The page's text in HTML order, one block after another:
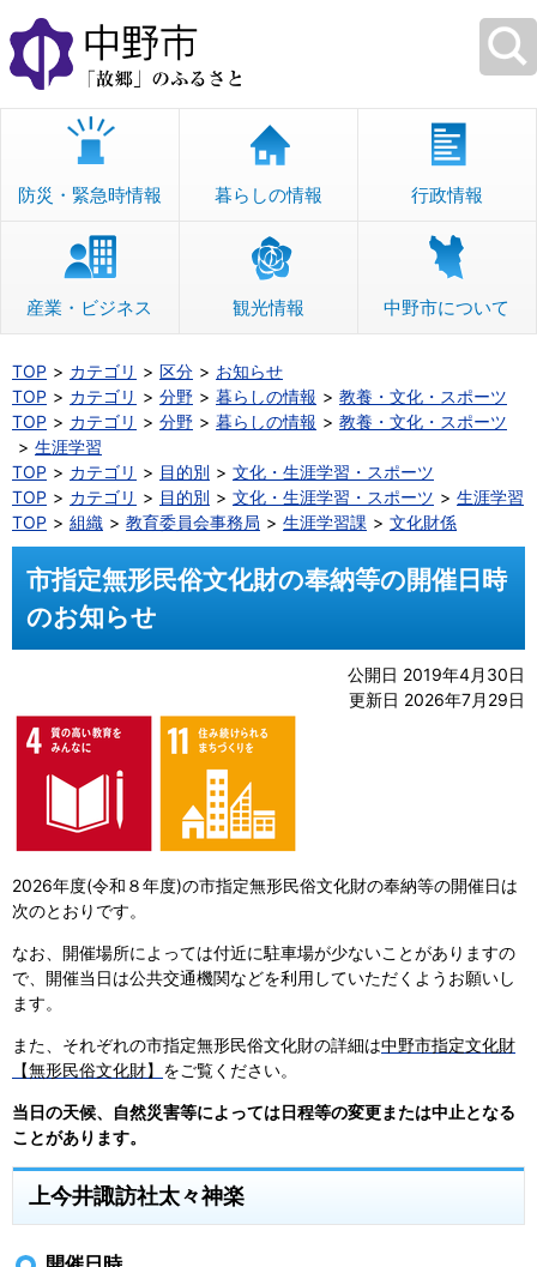
本
文
へ
移
防災・緊急時情報 暮らしの情報 行政情報
産業・ビジネス 観光情報 中野市について
TOP カテゴリ 区分
お知らせ
TOP
カテゴリ 分野 暮らしの情報
教養・文化・スポーツ
TOP
カテゴリ 分野 暮らしの情報
教養・文化・スポーツ
生涯学習
TOP
カテゴリ 目的別
文化・生涯学習・スポーツ
TOP
カテゴリ 目的別 文化・生涯学習・スポーツ
生涯学習
TOP
組織 教育委員会事務局 生涯学習課 文化財係
市指定無形民俗文化財の奉納等の開催日時
のお知らせ
公開日 2019年4月30日
更新日 2026年7月29日
2026年度(令和８年度)の市指定無形民俗文化財の奉納等の開催日は
次のとおりです。
なお、開催場所によっては付近に駐車場が少ないことがありますの
で、開催当日は公共交通機関などを利用していただくようお願いし
ます。
また、それぞれの市指定無形民俗文化財の詳細は中野市指定文化財
【無形民俗文化財】 をご覧ください。
当日の天候、自然災害等によっては日程等の変更または中止となる
ことがあります。
上今井諏訪社太々神楽